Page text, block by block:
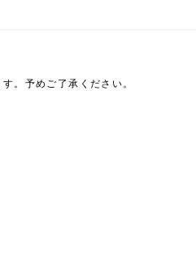
。予めご了承ください。